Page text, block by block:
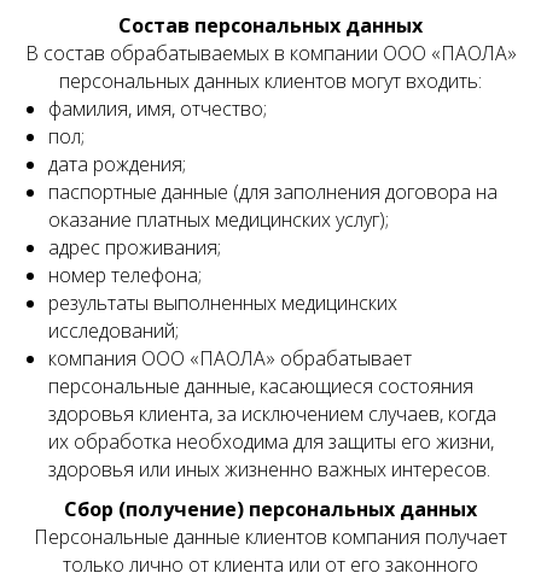
Состав персональных данных
В состав обрабатываемых в компании ООО «ПАОЛА»
персональных данных клиентов могут входить:
фамилия, имя, отчество;
пол;
дата рождения;
паспортные данные (для заполнения договора на
оказание платных медицинских услуг);
адрес проживания;
номер телефона;
результаты выполненных медицинских
исследований;
компания ООО «ПАОЛА» обрабатывает
персональные данные, касающиеся состояния
здоровья клиента, за исключением случаев, когда
их обработка необходима для защиты его жизни,
здоровья или иных жизненно важных интересов.
Сбор (получение) персональных данных
Персональные данные клиентов компания получает
только лично от клиента или от его законного